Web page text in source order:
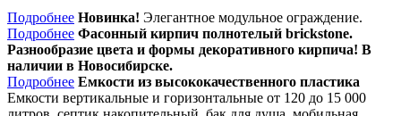
Подробнее Новинка! Элегантное модульное ограждение.
Подробнее Фасонный кирпич полнотелый brickstone.
Разнообразие цвета и формы декоративного кирпича! В
наличии в Новосибирске.
Подробнее Емкости из высококачественного пластика
Емкости вертикальные и горизонтальные от 120 до 15 000